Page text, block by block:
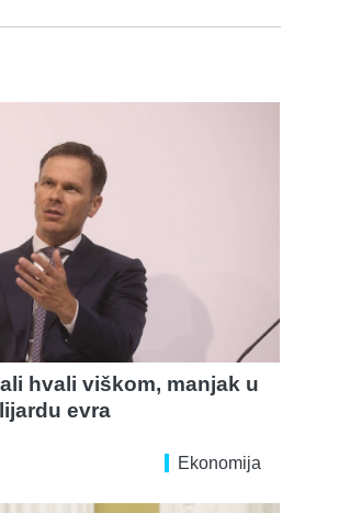
hvali viškom, manjak u
evra
Ekonomija